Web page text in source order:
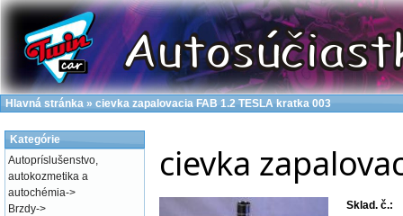
cievka
Sklad. č.:
Kategórie
Autopríslušenstvo,
autokozmetika a
autochémia->
Brzdy->
Hlavná stránka » cievka zapalovacia FAB 1.2 TESLA kratka 003